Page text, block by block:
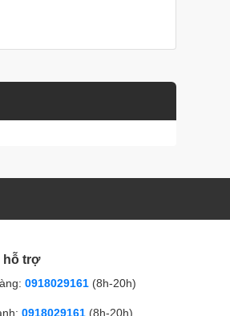
hỗ trợ
0918029161 (8h-20h)
0918029161 (8h-20h)